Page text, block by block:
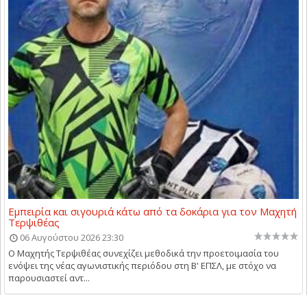
Εμπειρία και σιγουριά κάτω από τα δοκάρια για τον Μαχητή
Τερψιθέας
06 Αυγούστου 2026 23:30
Ο Μαχητής Τερψιθέας συνεχίζει μεθοδικά την προετοιμασία του
ενόψει της νέας αγωνιστικής περιόδου στη Β' ΕΠΣΛ, με στόχο να
παρουσιαστεί αντ...